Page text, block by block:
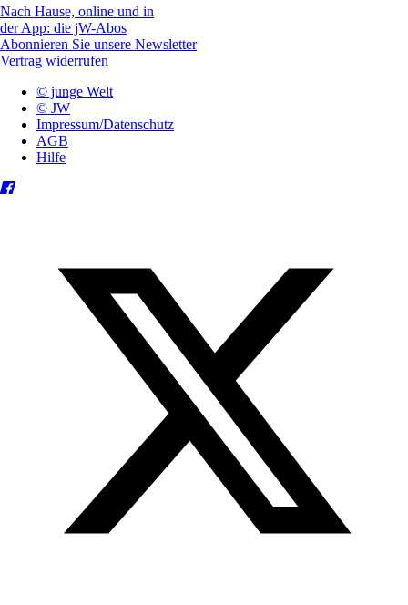
Nach Hause, online und in
der App: die jW-Abos
Abonnieren Sie unsere Newsletter
Vertrag widerrufen
© junge Welt
© JW
Impressum/Datenschutz
AGB
Hilfe